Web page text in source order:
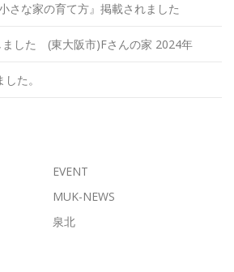
さな家の育て方』掲載されました
ました (東大阪市)Fさんの家 2024年
た。
EVENT
MUK-NEWS
泉北